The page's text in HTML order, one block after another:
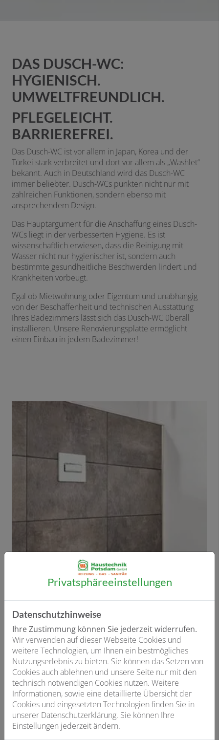
DAS DUSCH-WC:
HYGIENISCH.
UMWELTFREUNDLICH.
PFLEGELEICHT.
BARRIEREFREI.
Das Dusch-WC ist vor allem in Japan, Korea und der
Türkei stark verbreitet und dort vor allem als „Washlet“
bekannt. Auch in Deutschland wird das Dusch-WC
immer beliebter. Dusch-WCs punkten nicht nur mit
zahlreichen Funktionen, sondern ebenso mit
ansprechendem Design.
Das Hauptargument für die Anschaffung eines Dusch-
WCs liegt in der verbesserten Hygiene. Es ist
wissenschaftlich erwiesen, dass die Reinigung mit
Wasser nicht nur hygienischer ist, sondern auch
bestimmte gesundheitliche Beschwerden lindert und
Krankheiten vorbeugt.
Egal ob Mietwohnung oder Eigentum und unabhängig
von der Beschaffenheit und technischen Ausstattung
Ihres Badezimmers lässt sich das Dusch-WC überall
installieren. Unsere Renovierungsplatte ermöglicht
einen Einbau in jedem Badezimmer!
VIGOUR derby AQUAWASH
Das Dusch-WC für Deutschland
Privatsphäre­einstellungen
Datenschutzhinweise
Ihre Zustimmung können Sie jederzeit widerrufen.
Wir verwenden auf dieser Webseite Cookies und
weitere Technologien, um Ihnen ein bestmögliches
Nutzungserlebnis zu bieten. Sie können das Setzen von
Cookies auch ablehnen und unsere Seite nur mit den
technisch notwendigen Cookies nutzen. Weitere
Informationen, sowie eine detaillierte Übersicht der
Cookies und eingesetzten Technologien finden Sie in
unserer Datenschutzerklärung. Sie können Ihre
Einstellungen jederzeit ändern.